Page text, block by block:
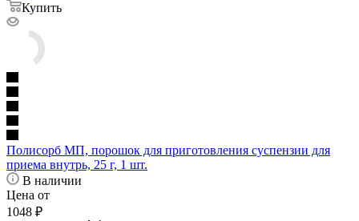
Купить
Полисорб МП, порошок для приготовления суспензии для
приема внутрь, 25 г, 1 шт.
В наличии
Цена от
1048 ₽